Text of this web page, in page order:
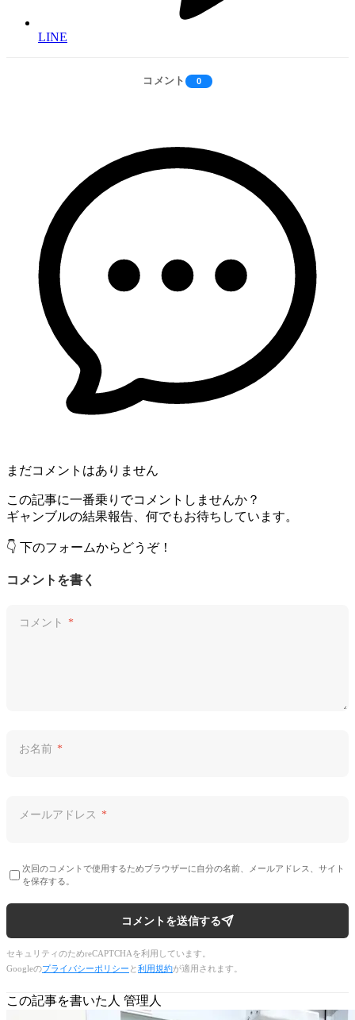
LINE
コメント 0
まだコメントはありません
この記事に一番乗りでコメントしませんか？
ギャンブルの結果報告、何でもお待ちしています。
👇 下のフォームからどうぞ！
コメントを書く
コメント *
お名前 *
メールアドレス *
次回のコメントで使用するためブラウザーに自分の名前、メールアドレス、サイト
を保存する。
コメントを送信する
セキュリティのためreCAPTCHAを利用しています。
Googleのプライバシーポリシー と利用規約が適用されます。
この記事を書いた人 管理人